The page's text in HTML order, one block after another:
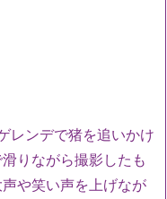
レンデで猪を追いかけ
りながら撮影したも
や笑い声を上げなが